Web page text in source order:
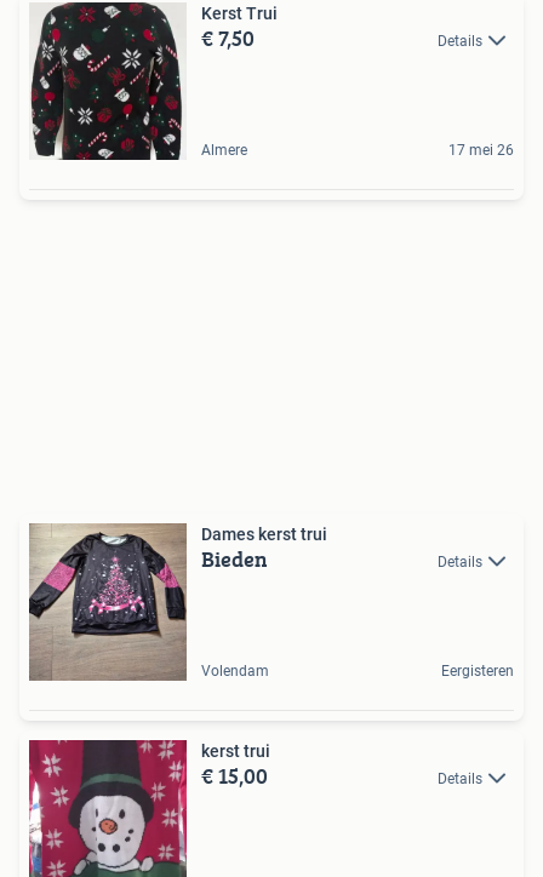
Kerst Trui
€ 7,50 Details
Almere 17 mei 26
Dames kerst trui
Bieden Details
Volendam Eergisteren
kerst trui
€ 15,00 Details